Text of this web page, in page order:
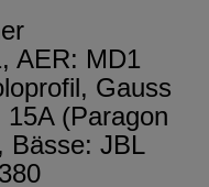
AER: MD1
Gauss
(Paragon
Bässe: JBL